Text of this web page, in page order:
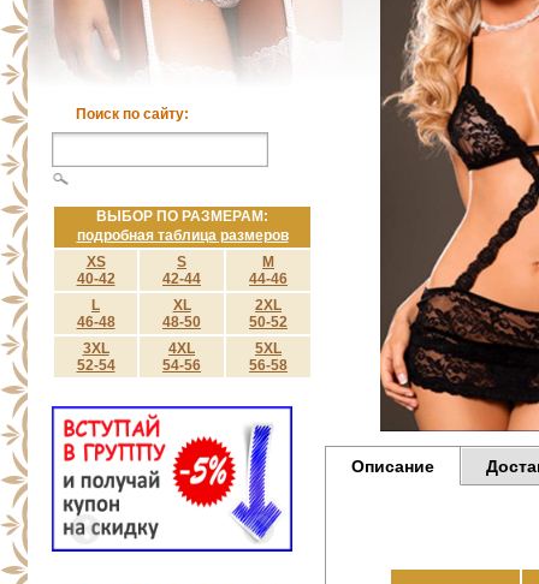
Поиск по сайту:
ВЫБОР ПО РАЗМЕРАМ:
подробная таблица размеров
XS
40-42
S
42-44
M
44-46
L
46-48
XL
48-50
2XL
50-52
3XL
52-54
4XL
54-56
5XL
56-58
Описание